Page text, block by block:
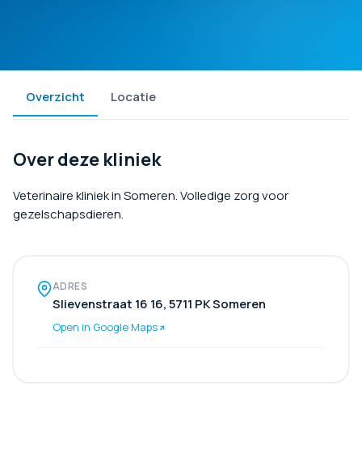
Overzicht Locatie
Over deze kliniek
Veterinaire kliniek in Someren. Volledige zorg voor
gezelschapsdieren.
ADRES
Slievenstraat 16 16, 5711 PK Someren
Open in Google Maps